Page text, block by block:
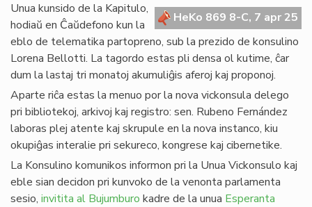
HeKo 869 8-C, 7 apr 25
Unua kunsido de la Kapitulo,
hodiaŭ en Ĉaŭdefono kun la
eblo de telematika partopreno, sub la prezido de konsulino
Lorena Bellotti. La tagordo estas pli densa ol kutime, ĉar
dum la lastaj tri monatoj akumuliĝis aferoj kaj proponoj.
Aparte riĉa estas la menuo por la nova vickonsula delego
pri bibliotekoj, arkivoj kaj registro: sen. Rubeno Fernández
laboras plej atente kaj skrupule en la nova instanco, kiu
okupiĝas interalie pri sekureco, kongrese kaj cibernetike.
La Konsulino komunikos informon pri la Unua Vickonsulo kaj
eble sian decidon pri kunvoko de la venonta parlamenta
sesio, invitita al Bujumburo kadre de la unua Esperanta